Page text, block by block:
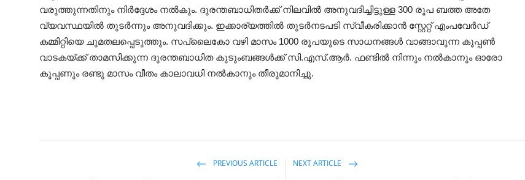
വരുത്തുന്നതിനും നിർദ്ദേശം നല്‍കും. ദുരന്തബാധിതർക്ക് നിലവിൽ അനുവദിച്ചിട്ടുള്ള 300 രൂപ ബത്ത അതേ
വ്യവസ്ഥയിൽ തുടർന്നും അനുവദിക്കും. ഇക്കാര്യത്തില്‍ തുടര്‍നടപടി സ്വീകരിക്കാന്‍ സ്റ്റേറ്റ് എംപവേർഡ്
കമ്മിറ്റിയെ ചുമതലപ്പെടുത്തും. സപ്ലൈകോ വഴി മാസം 1000 രൂപയുടെ സാധനങ്ങൾ വാങ്ങാവുന്ന കൂപ്പൺ
വാടകയ്ക്ക് താമസിക്കുന്ന ദുരന്തബാധിത കുടുംബങ്ങൾക്ക് സി.എസ്.ആർ. ഫണ്ടിൽ നിന്നും നൽകാനും ഓരോ
കൂപ്പണും രണ്ടു മാസം വീതം കാലാവധി നൽകാനും തീരുമാനിച്ചു.
PREVIOUS ARTICLE NEXT ARTICLE